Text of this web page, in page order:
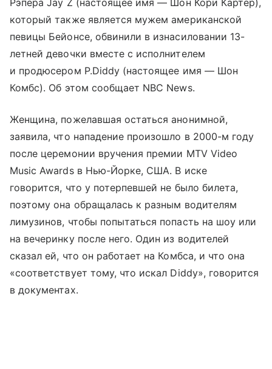
Рэпера Jay Z (настоящее имя — Шон Кори Картер),
который также является мужем американской
певицы Бейонсе, обвинили в изнасиловании 13-
летней девочки вместе с исполнителем
и продюсером P.Diddy (настоящее имя — Шон
Комбс). Об этом сообщает NBC News.
Женщина, пожелавшая остаться анонимной,
заявила, что нападение произошло в 2000-м году
после церемонии вручения премии MTV Video
Music Awards в Нью-Йорке, США. В иске
говорится, что у потерпевшей не было билета,
поэтому она обращалась к разным водителям
лимузинов, чтобы попытаться попасть на шоу или
на вечеринку после него. Один из водителей
сказал ей, что он работает на Комбса, и что она
«соответствует тому, что искал Diddy», говорится
в документах.